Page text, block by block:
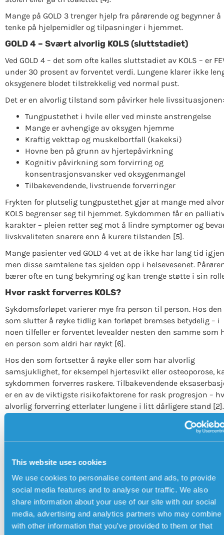
This website uses cookies
We use cookies to personalise content and ads, to provide
social media features and to analyse our traffic. We also
share information about your use of our site with our social
media, advertising and analytics partners who may combine
with other information that you’ve provided to them or that
Mange på GOLD 3 trenger hjelp fra pårørende og begynner å
tenke på hjelpemidler og tilpasninger i hjemmet.
GOLD 4 – Svært alvorlig KOLS (sluttstadiet)
Ved GOLD 4 – det som ofte kalles sluttstadiet av KOLS – er
under 30 prosent av forventet verdi. Lungene klarer ikke
oksygenere blodet tilstrekkelig ved normal pust.
Det er en alvorlig tilstand som påvirker hele livssituasjonen:
Tungpustethet i hvile eller ved minste anstrengelse
Mange er avhengige av oksygen hjemme
Kraftig vekttap og muskelbortfall (kakeksi)
Hovne ben på grunn av hjertepåvirkning
Kognitiv påvirkning som forvirring og
konsentrasjonsvansker ved oksygenmangel
Tilbakevendende, livstruende forverringer
Frykten for plutselig tungpustethet gjør at mange med
KOLS begrenser seg til hjemmet. Sykdommen får en
karakter – pleien retter seg mot å lindre symptomer og
livskvaliteten snarere enn å kurere tilstanden [5].
Mange pasienter ved GOLD 4 vet at de ikke har lang tid
men disse samtalene tas sjelden opp i helsevesenet.
bærer ofte en tung bekymring og kan trenge støtte i sin
Hvor raskt forverres KOLS?
Sykdomsforløpet varierer mye fra person til person. Hos den
som slutter å røyke tidlig kan forløpet bremses betydelig – i
noen tilfeller er forventet levealder nesten den samme som
en person som aldri har røykt [6].
Hos den som fortsetter å røyke eller som har alvorlig
samsjuklighet, for eksempel hjertesvikt eller osteoporose,
sykdommen forverres raskere. Tilbakevendende
er en av de viktigste risikofaktorene for rask progresjon –
alvorlig forverring etterlater lungene i litt dårligere stand [2].
Det finnes ingen metode for å forutsi nøyaktig hvor raskt
forverres hos en enkeltperson, men regelmessig spirometri-
Kan sykdomsforløpet bremses?
Ja – og det er aldri for sent. Røykeslutt er det enkelt mest
effektive tiltaket på alle stadier. Utover det har regelmessig
fysisk aktivitet vist seg å bremse tapet av muskelstyrke og
forbedre balansen selv ved GOLD 3 og 4 [7].